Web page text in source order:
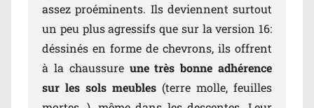
assez proéminents. Ils deviennent surtout
un peu plus agressifs que sur la version 16:
déssinés en forme de chevrons, ils offrent
à la chaussure une très bonne adhérence
sur les sols meubles (terre molle, feuilles